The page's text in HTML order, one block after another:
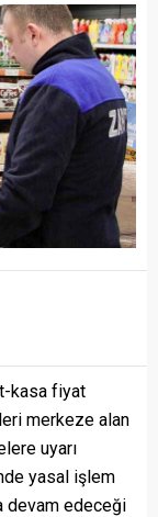
kasa fiyat
merkeze alan
uyarı
yasal işlem
devam edeceği